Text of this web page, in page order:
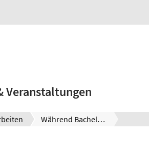
Veranstaltungen
Während Bachelorarbeit